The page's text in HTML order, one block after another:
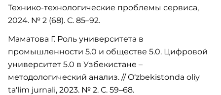
Технико-технологические проблемы сервиса,
2024. № 2 (68). С. 85–92.
Маматова Г. Роль университета в
промышленности 5.0 и обществе 5.0. Цифровой
университет 5.0 в Узбекистане –
методологический анализ. // O‘zbekistonda oliy
ta'lim jurnali, 2023. № 2. С. 59–68.